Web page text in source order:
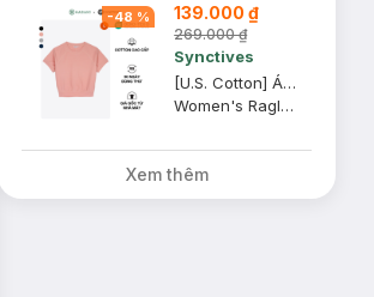
-48 % 139.000 ₫
269.000 ₫
Synctives
[U.S. Cotton] Áo Croptop Nữ Synctives Tay Raglan, Hồng Đào, L - CWTS0012
Women's Raglan Cropped T-shirt
Xem thêm